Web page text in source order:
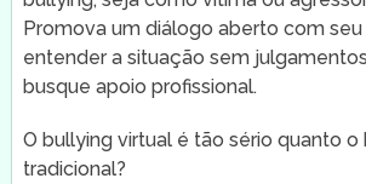
Promova um diálogo aberto com seu
entender a situação sem
busque apoio profissional.
O bullying virtual é tão sério quanto o
tradicional?